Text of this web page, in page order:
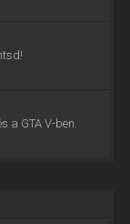
a GTA V-ben.